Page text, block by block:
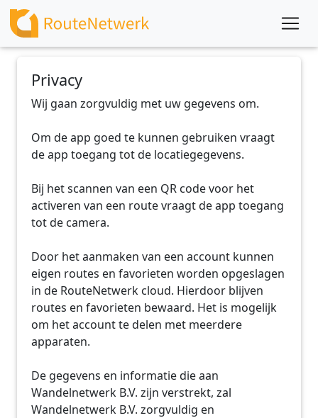
Privacy
Wij gaan zorgvuldig met uw gegevens om.
Om de app goed te kunnen gebruiken vraagt
de app toegang tot de locatiegegevens.
Bij het scannen van een QR code voor het
activeren van een route vraagt de app toegang
tot de camera.
Door het aanmaken van een account kunnen
eigen routes en favorieten worden opgeslagen
in de RouteNetwerk cloud. Hierdoor blijven
routes en favorieten bewaard. Het is mogelijk
om het account te delen met meerdere
apparaten.
De gegevens en informatie die aan
Wandelnetwerk B.V. zijn verstrekt, zal
Wandelnetwerk B.V. zorgvuldig en